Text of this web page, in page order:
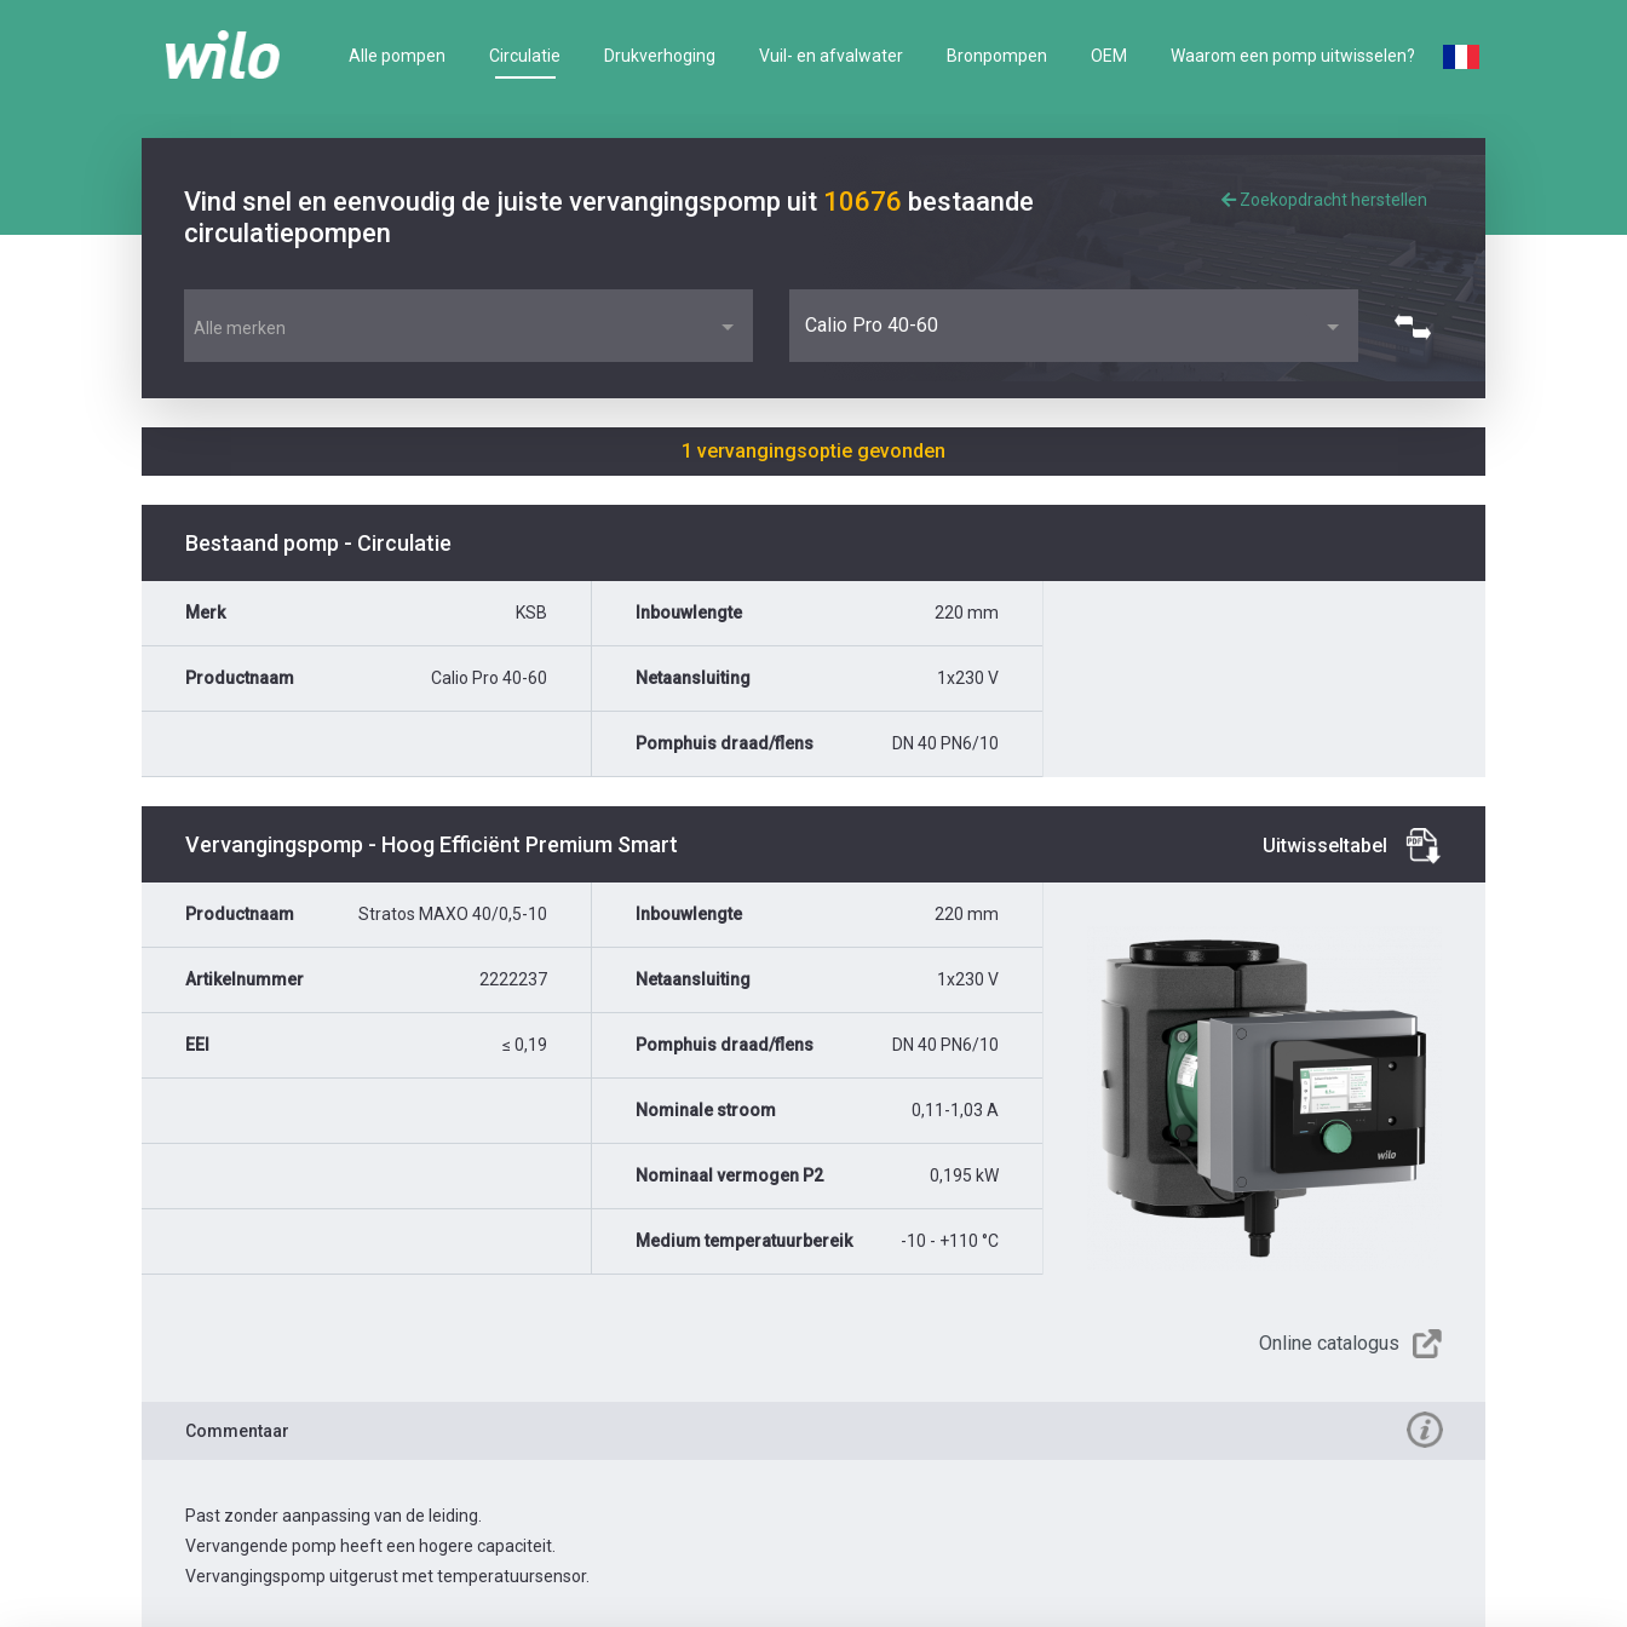
Alle pompen Circulatie Drukverhoging Vuil- en afvalwater Bronpompen OEM Waarom een pomp uitwisselen?
Vind snel en eenvoudig de juiste vervangingspomp uit 10676 bestaande
circulatiepompen
Zoekopdracht herstellen
Alle merken Calio Pro 40-60
1 vervangingsoptie gevonden
Bestaand pomp - Circulatie
Merk KSB
Productnaam Calio Pro 40-60
Inbouwlengte 220 mm
Netaansluiting 1x230 V
Pomphuis draad/flens DN 40 PN6/10
Vervangingspomp - Hoog Efficiënt Premium Smart Uitwisseltabel
Productnaam Stratos MAXO 40/0,5-10
Artikelnummer 2222237
EEI ≤ 0,19
Inbouwlengte 220 mm
Netaansluiting 1x230 V
Pomphuis draad/flens DN 40 PN6/10
Nominale stroom 0,11-1,03 A
Nominaal vermogen P2 0,195 kW
Medium temperatuurbereik -10 - +110 °C
Online catalogus
Commentaar
Past zonder aanpassing van de leiding.
Vervangende pomp heeft een hogere capaciteit.
Vervangingspomp uitgerust met temperatuursensor.